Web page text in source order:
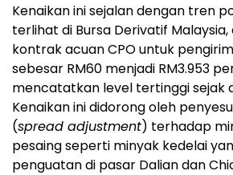
Kenaikan ini sejalan dengan tren
terlihat di Bursa Derivatif
kontrak acuan CPO untuk
sebesar RM60 menjadi RM3.953
mencatatkan level tertinggi sejak
Kenaikan ini didorong oleh
(spread adjustment) terhadap
pesaing seperti minyak kedelai
penguatan di pasar Dalian dan